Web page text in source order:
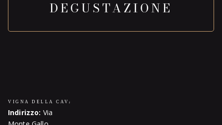
DEGUSTAZIONE
Indirizzo: Via